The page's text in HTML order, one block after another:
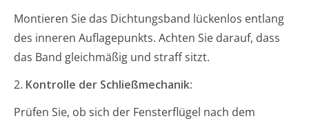
Montieren Sie das Dichtungsband lückenlos entlang
des inneren Auflagepunkts. Achten Sie darauf, dass
das Band gleichmäßig und straff sitzt.
2. Kontrolle der Schließmechanik:
Prüfen Sie, ob sich der Fensterflügel nach dem